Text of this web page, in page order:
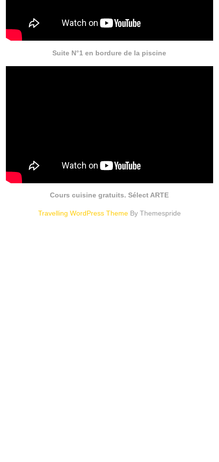
Suite N°1 en bordure de la piscine
Cours cuisine gratuits. Sélect ARTE
Travelling WordPress Theme By Themespride